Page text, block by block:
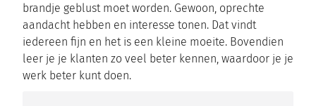
brandje geblust moet worden. Gewoon, oprechte
aandacht hebben en interesse tonen. Dat vindt
iedereen fijn en het is een kleine moeite. Bovendien
leer je je klanten zo veel beter kennen, waardoor je je
werk beter kunt doen.